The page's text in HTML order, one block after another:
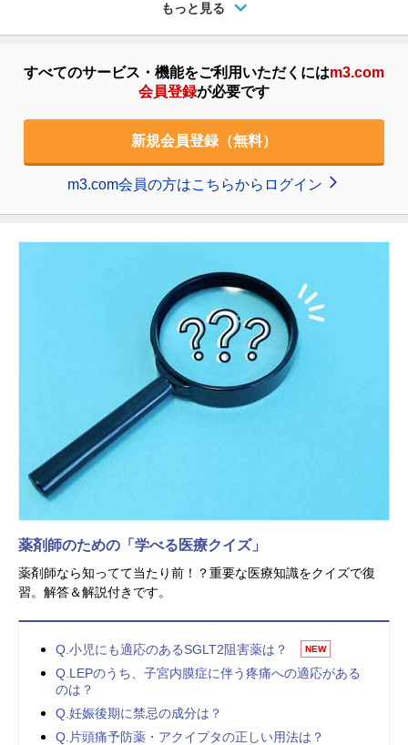
もっと見る
すべてのサービス・機能をご利用いただくにはm3.com
会員登録が必要です
新規会員登録（無料）
m3.com会員の方はこちらからログイン
薬剤師のための「学べる医療クイズ」
薬剤師なら知ってて当たり前！？重要な医療知識をクイズで復
習。解答＆解説付きです。
Q.小児にも適応のあるSGLT2阻害薬は？ NEW
Q.LEPのうち、子宮内膜症に伴う疼痛への適応がある
のは？
Q.妊娠後期に禁忌の成分は？
Q.片頭痛予防薬・アクイプタの正しい用法は？